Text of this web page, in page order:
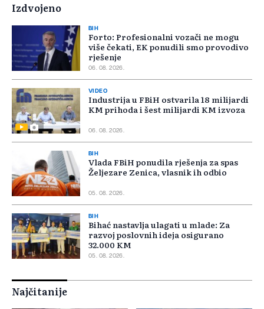
Izdvojeno
BIH
Forto: Profesionalni vozači ne mogu
više čekati, EK ponudili smo provodivo
rješenje
06. 08. 2026.
VIDEO
Industrija u FBiH ostvarila 18 milijardi
KM prihoda i šest milijardi KM izvoza
06. 08. 2026.
BIH
Vlada FBiH ponudila rješenja za spas
Željezare Zenica, vlasnik ih odbio
05. 08. 2026.
BIH
Bihać nastavlja ulagati u mlade: Za
razvoj poslovnih ideja osigurano
32.000 KM
05. 08. 2026.
Najčitanije